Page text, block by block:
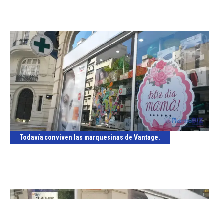
Todavía conviven las marquesinas de Vantage.